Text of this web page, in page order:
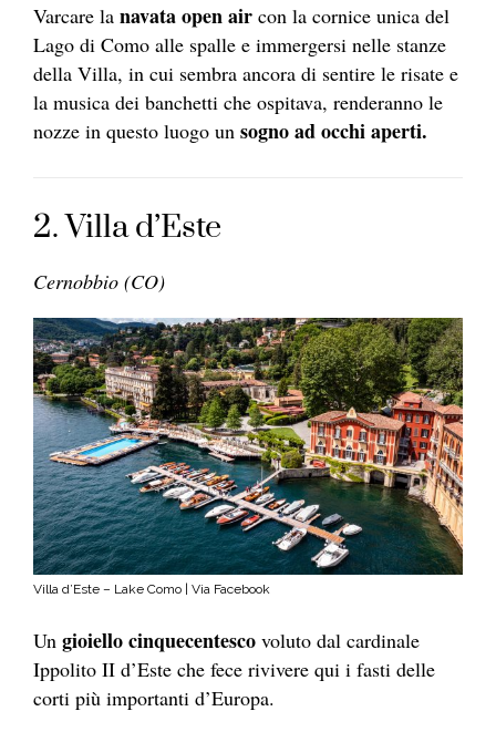
Varcare la navata open air con la cornice unica del
Lago di Como alle spalle e immergersi nelle stanze
della Villa, in cui sembra ancora di sentire le risate e
la musica dei banchetti che ospitava, renderanno le
nozze in questo luogo un sogno ad occhi aperti.
2. Villa d’Este
Cernobbio (CO)
Villa d’Este – Lake Como | Via Facebook
Un gioiello cinquecentesco voluto dal cardinale
Ippolito II d’Este che fece rivivere qui i fasti delle
corti più importanti d’Europa.